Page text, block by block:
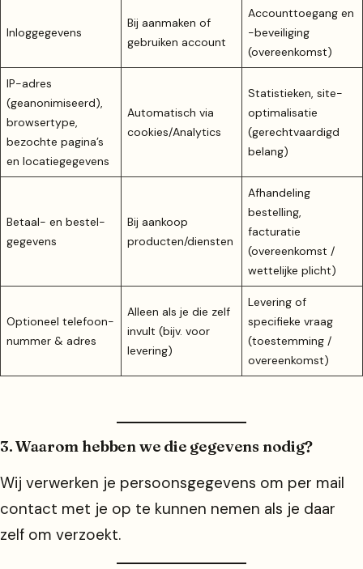
Inlog­gegevens
Bij aanmaken of
gebruiken account
Account­toegang en
-beveiliging
(overeenkomst)
IP-adres
(geanonimiseerd),
browser­type,
bezochte pagina’s
en locatiegegevens
Automatisch via
cookies/Analytics
Statistieken, site-
optimalisatie
(gerechtvaardigd
belang)
Betaal- en bestel­
gegevens
Bij aankoop
producten/diensten
Afhandeling
bestelling,
facturatie
(overeenkomst /
wettelijke plicht)
Optioneel telefoon­
nummer & adres
Alleen als je die zelf
invult (bijv. voor
levering)
Levering of
specifieke vraag
(toestemming /
overeenkomst)
3. Waarom hebben we die gegevens nodig?
Wij verwerken je persoonsgegevens om per mail
contact met je op te kunnen nemen als je daar
zelf om verzoekt.